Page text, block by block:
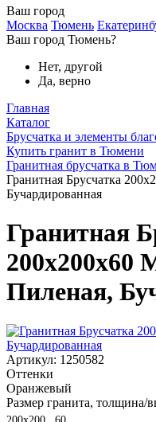
Ваш город
Москва Тюмень
Ваш город Тюмень?
Нет, другой
Да, верно
Главная
Каталог
Брусчатка и элементы
Купить гранит в Тюмени
Гранитная брусчатка в
Гранитная Брусчатка
Бучардированная
Гранитная
200х200x60
Пиленая,
Артикул: 1250582
Оттенки
Оранжевый
Размер гранита, толщина/